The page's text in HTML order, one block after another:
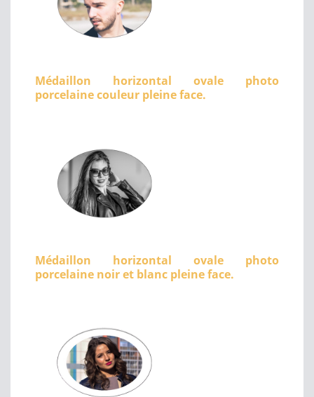
Médaillon horizontal ovale photo
porcelaine couleur pleine face.
Médaillon horizontal ovale photo
porcelaine noir et blanc pleine face.